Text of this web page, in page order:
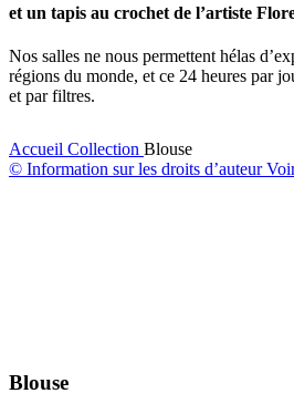
et un tapis au crochet de l’artiste
Nos salles ne nous permettent hélas
régions du monde, et ce 24 heures par
et par filtres.
Accueil Collection Blouse
© Information sur les droits d’auteur
Blouse